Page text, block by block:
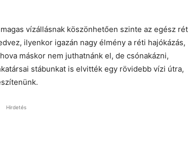
vízállásnak köszönhetően szinte az egész rét
ilyenkor igazán nagy élmény a réti hajókázás,
máskor nem juthatnánk el, de csónakázni,
stábunkat is elvitték egy rövidebb vízi útra,
Hirdetés